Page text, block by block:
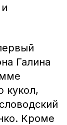
Галина
кукол,
Кроме